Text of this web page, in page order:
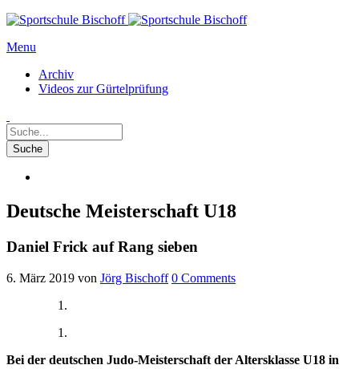
Menu
Archiv
Videos zur Gürtelprüfung
Deutsche Meisterschaft U18
Daniel Frick auf Rang sieben
6. März 2019 von Jörg Bischoff 0 Comments
Bei der deutschen Judo-Meisterschaft der Altersklasse U18 in